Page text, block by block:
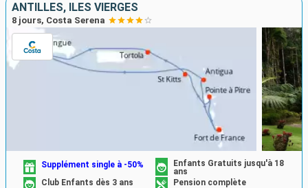
ANTILLES, ILES VIERGES
8 jours, Costa Serena
Supplément single à -50%
Enfants Gratuits jusqu'à 18
ans
Club Enfants dès 3 ans
Pension complète